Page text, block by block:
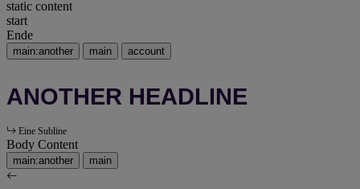
static content
start
Ende
main:another main account
ANOTHER HEADLINE
Eine Subline
Body Content
main:another main